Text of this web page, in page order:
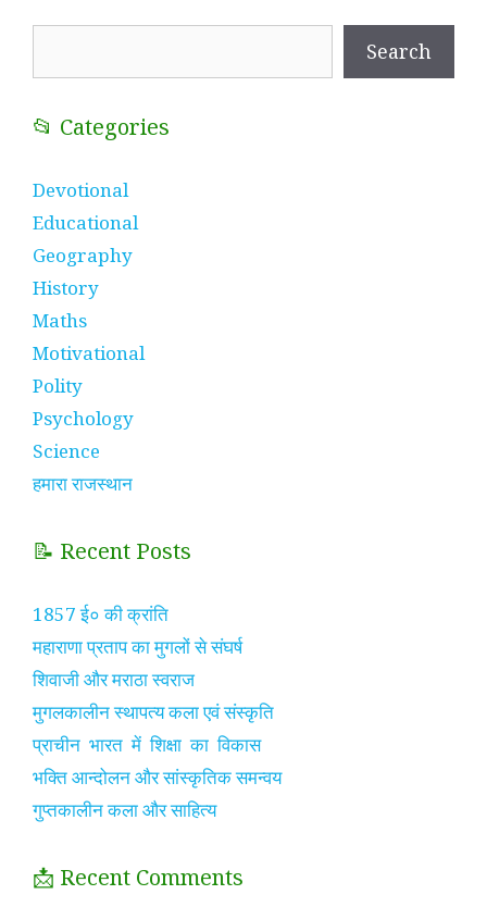
Search
📂 Categories
Devotional
Educational
Geography
History
Maths
Motivational
Polity
Psychology
Science
हमारा राजस्थान
📝 Recent Posts
1857 ई० की क्रांति
महाराणा प्रताप का मुगलों से संघर्ष
शिवाजी और मराठा स्वराज
मुगलकालीन स्थापत्य कला एवं संस्कृति
प्राचीन भारत में शिक्षा का विकास
भक्ति आन्दोलन और सांस्कृतिक समन्वय
गुप्तकालीन कला और साहित्य
📩 Recent Comments